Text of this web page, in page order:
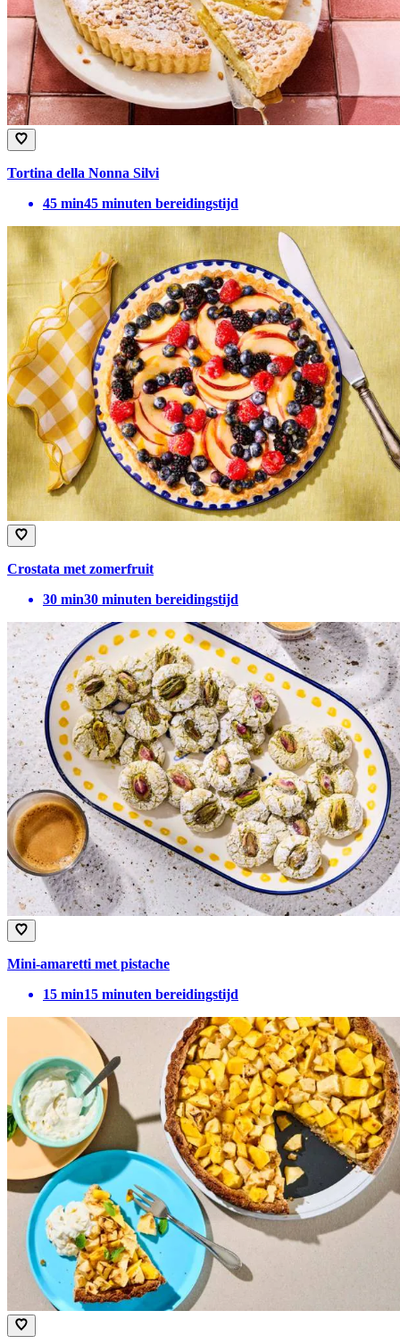
Tortina della Nonna Silvi
45 min45 minuten bereidingstijd
Crostata met zomerfruit
30 min30 minuten bereidingstijd
Mini-amaretti met pistache
15 min15 minuten bereidingstijd